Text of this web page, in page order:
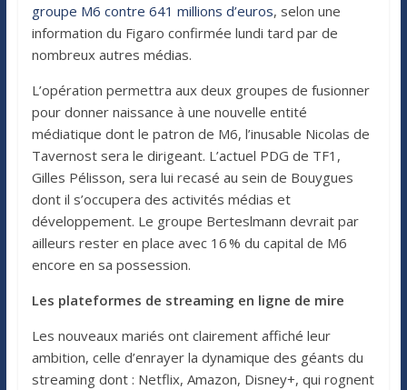
groupe M6 contre 641 millions d’euros, selon une
information du Figaro confirmée lundi tard par de
nombreux autres médias.
L’opération permettra aux deux groupes de fusionner
pour donner naissance à une nouvelle entité
médiatique dont le patron de M6, l’inusable Nicolas de
Tavernost sera le dirigeant. L’actuel PDG de TF1,
Gilles Pélisson, sera lui recasé au sein de Bouygues
dont il s’occupera des activités médias et
développement. Le groupe Berteslmann devrait par
ailleurs rester en place avec 16 % du capital de M6
encore en sa possession.
Les plateformes de streaming en ligne de mire
Les nouveaux mariés ont clairement affiché leur
ambition, celle d’enrayer la dynamique des géants du
streaming dont : Netflix, Amazon, Disney+, qui rognent